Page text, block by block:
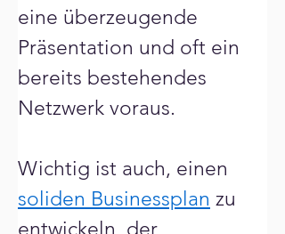
eine überzeugende
Präsentation und oft ein
bereits bestehendes
Netzwerk voraus.
Wichtig ist auch, einen
soliden Businessplan zu
entwickeln, der